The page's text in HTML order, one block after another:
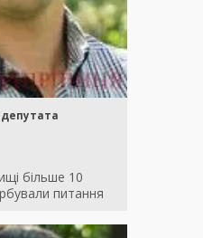
більше 10
питання